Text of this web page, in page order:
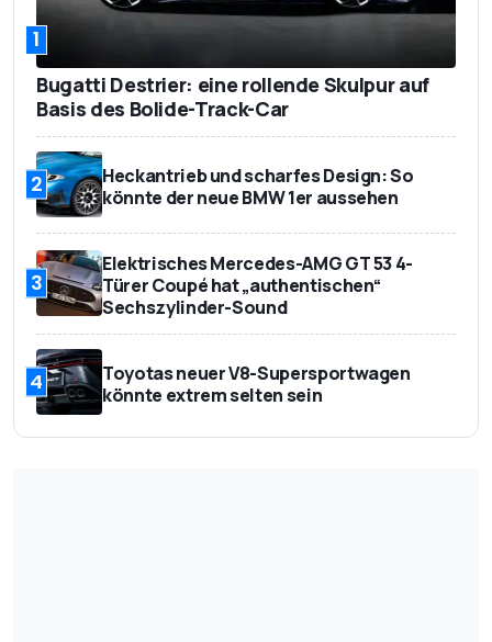
1
Bugatti Destrier: eine rollende Skulpur auf
Basis des Bolide-Track-Car
2
Heckantrieb und scharfes Design: So
könnte der neue BMW 1er aussehen
3
Elektrisches Mercedes-AMG GT 53 4-
Türer Coupé hat „authentischen“
Sechszylinder-Sound
4
Toyotas neuer V8-Supersportwagen
könnte extrem selten sein